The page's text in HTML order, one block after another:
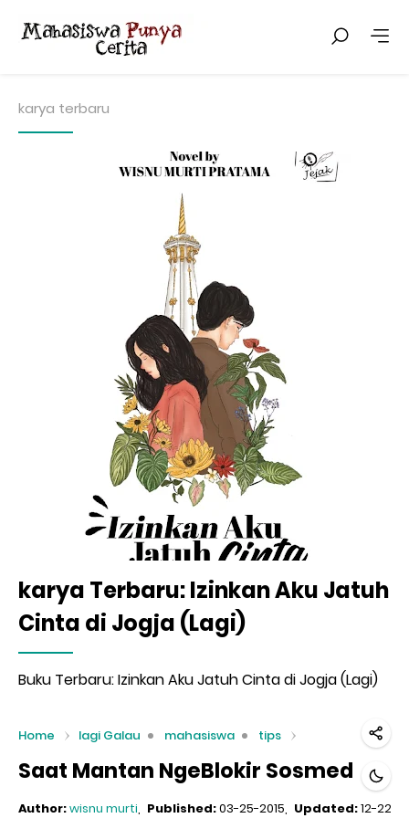
karya terbaru
karya Terbaru: Izinkan Aku Jatuh
Cinta di Jogja (Lagi)
Buku Terbaru: Izinkan Aku Jatuh Cinta di Jogja (Lagi)
Home lagi Galau mahasiswa tips
Saat Mantan NgeBlokir Sosmed
Author:wisnu murti Published:03-25-2015 Updated:12-22-